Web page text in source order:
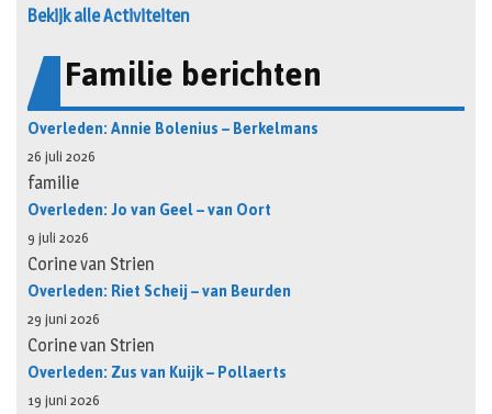
Bekijk alle Activiteiten
Familie berichten
Overleden: Annie Bolenius – Berkelmans
26 juli 2026
familie
Overleden: Jo van Geel – van Oort
9 juli 2026
Corine van Strien
Overleden: Riet Scheij – van Beurden
29 juni 2026
Corine van Strien
Overleden: Zus van Kuijk – Pollaerts
19 juni 2026